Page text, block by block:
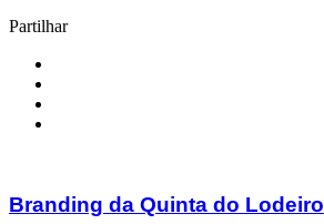
Partilhar
Branding da Quinta do Lodeiro